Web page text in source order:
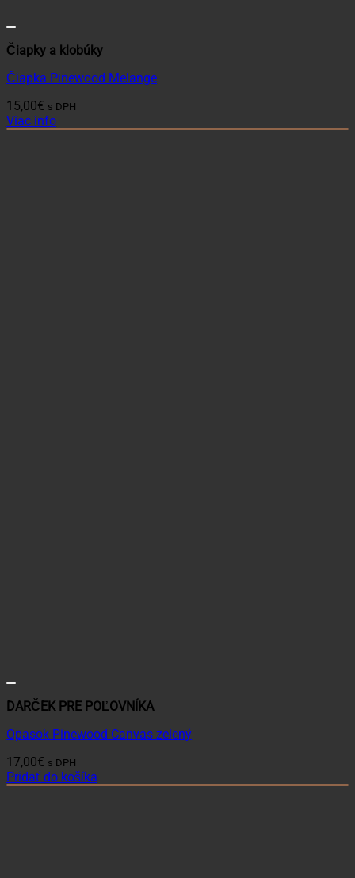
Čiapky a klobúky
Čiapka Pinewood Melange
15,00€ s DPH
Viac info
DARČEK PRE POĽOVNÍKA
Opasok Pinewood Canvas zelený
17,00€ s DPH
Pridať do košíka